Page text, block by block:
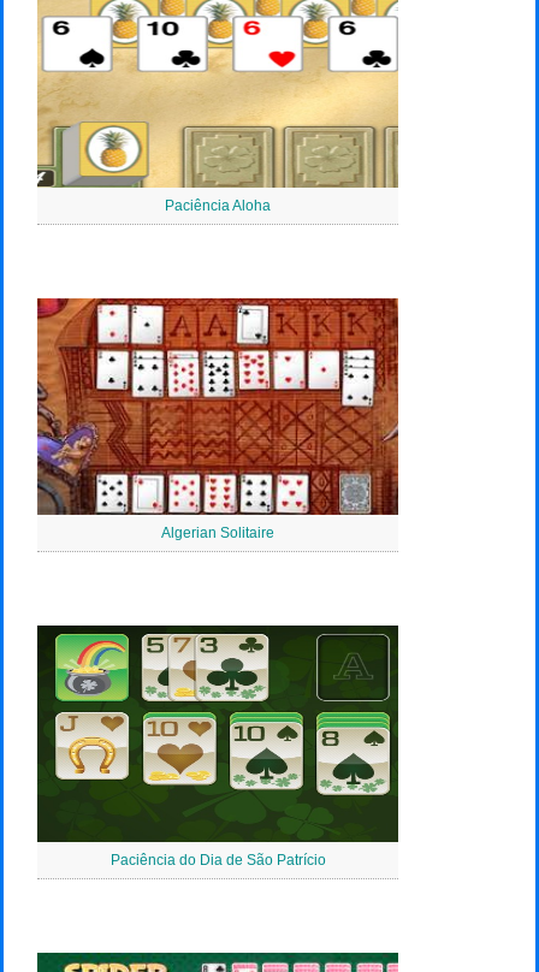
Paciência Aloha
Algerian Solitaire
Paciência do Dia de São Patrício